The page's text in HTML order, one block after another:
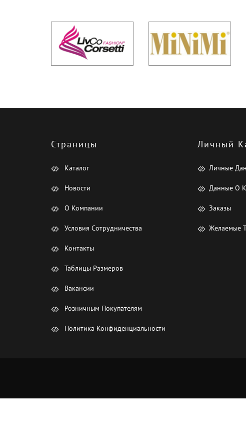
Страницы
Каталог
Новости
О Компании
Условия Сотрудничества
Контакты
Таблицы Размеров
Вакансии
Розничным Покупателям
Политика Конфиденциальности
Личный
Личные
Данные О
Заказы
Желаемые